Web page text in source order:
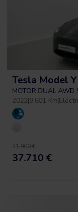
Tesla Model
MOTOR DUAL AWD
2022|8.601 Km|
41.900 €
37.710 €